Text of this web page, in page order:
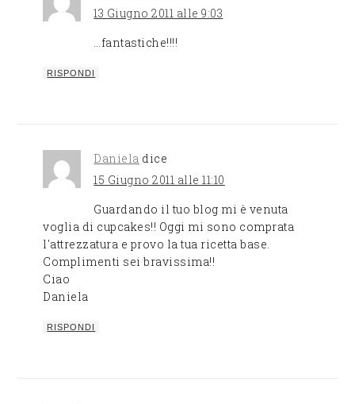
13 Giugno 2011 alle 9:03
…fantastiche!!!!
RISPONDI
Daniela dice
15 Giugno 2011 alle 11:10
Guardando il tuo blog mi è venuta
voglia di cupcakes!! Oggi mi sono comprata
l'attrezzatura e provo la tua ricetta base.
Complimenti sei bravissima!!
Ciao
Daniela
RISPONDI